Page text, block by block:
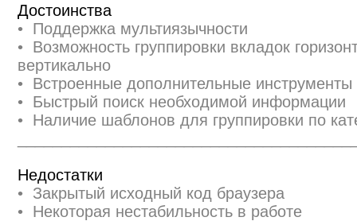
Достоинства
• Поддержка мультиязычности
• Возможность группировки вкладок
вертикально
• Встроенные дополнительные инструменты
• Быстрый поиск необходимой информации
• Наличие шаблонов для группировки по
Недостатки
• Закрытый исходный код браузера
• Некоторая нестабильность в работе